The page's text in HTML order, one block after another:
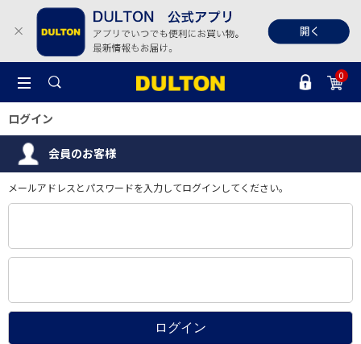
0
ログイン
会員のお客様
メールアドレスとパスワードを入力してログインしてください。